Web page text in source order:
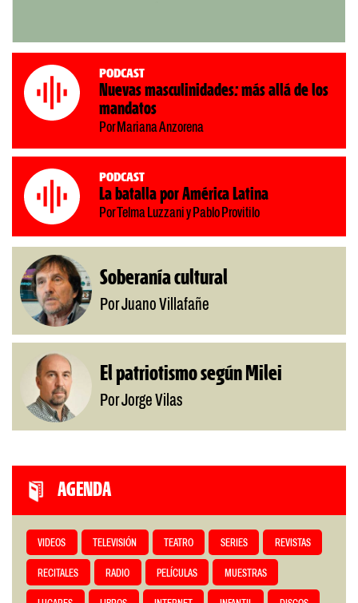
Podcast
Nuevas masculinidades: más allá de los
mandatos
Por Mariana Anzorena
Podcast
La batalla por América Latina
Por Telma Luzzani y Pablo Provitilo
Soberanía cultural
Por Juano Villafañe
El patriotismo según Milei
Por Jorge Vilas
AGENDA
VIDEOS TELEVISIÓN TEATRO SERIES REVISTAS
RECITALES RADIO PELÍCULAS MUESTRAS